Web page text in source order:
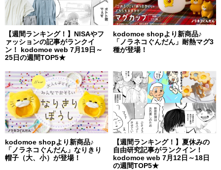
【週間ランキング！】NISAやフ
ァッションの記事がランクイ
ン！ kodomoe web 7月19日～
25日の週間TOP5★
kodomoe shopより新商品♪
「ノラネコぐんだん」耐熱マグ3
種が登場！
kodomoe shopより新商品♪
「ノラネコぐんだん」なりきり
帽子（大、小）が登場！
【週間ランキング！】夏休みの
自由研究記事がランクイン！
kodomoe web 7月12日～18日
の週間TOP5★